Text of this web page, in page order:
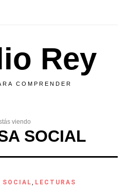
Rey
COMPRENDER
viendo
SOCIAL
SOCIAL, LECTURAS